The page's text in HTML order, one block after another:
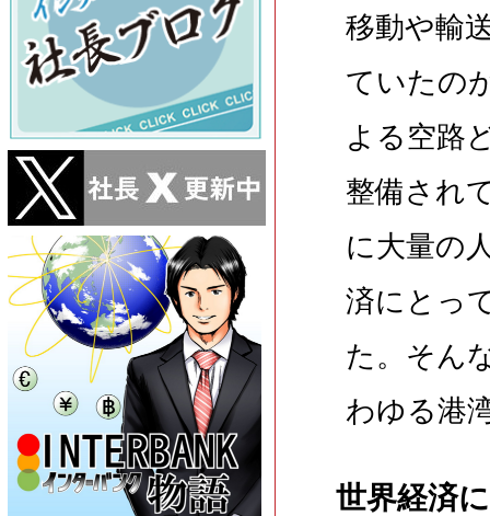
移動や輸
ていたの
よる空路
整備され
に大量の
済にとっ
た。そん
わゆる港
世界経済